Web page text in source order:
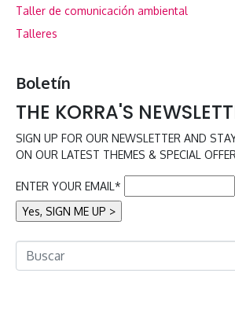
Taller de comunicación ambiental
Talleres
Boletín
THE KORRA'S
SIGN UP FOR OUR NEWSLETTER AND
ON OUR LATEST THEMES & SPECIAL
ENTER YOUR EMAIL*